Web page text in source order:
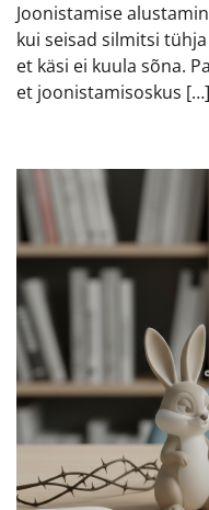
Joonistamise
kui seisad silmitsi
et käsi ei kuula sõna.
et joonistamisoskus […]